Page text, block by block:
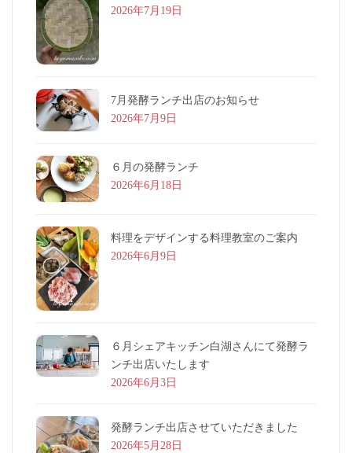
2026年7月19日
7月発酵ランチ出店のお知らせ
2026年7月9日
６月の発酵ランチ
2026年6月18日
料理をデザインする料理教室のご案内
2026年6月9日
６月シェアキッチン白湖さんにて発酵ラ
ンチ出店いたします
2026年6月3日
発酵ランチ出店させていただきました
2026年5月28日